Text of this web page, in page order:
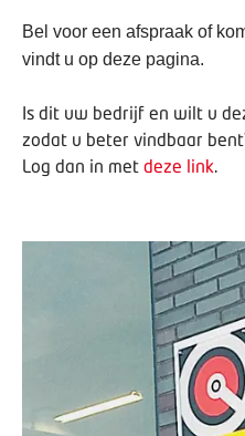
Bel voor een afspraak of
vindt u op deze pagina.
Is dit uw bedrijf en wilt u
zodat u beter vindbaar
Log dan in met deze link.